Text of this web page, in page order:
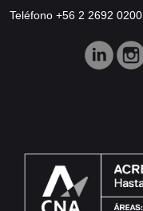
Teléfono +56 2 2692 0200